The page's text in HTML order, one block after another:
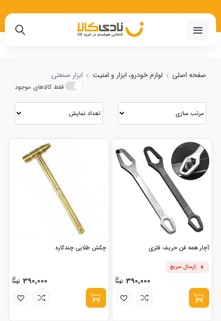
صفحه اصلی لوازم خودرو، ابزار و امنیت ابزار صنعتی
فقط کالاهای موجود
آچار همه فن حریف فلزی
ارسال سریع
390,000
چکش طلایی چندکاره
390,000